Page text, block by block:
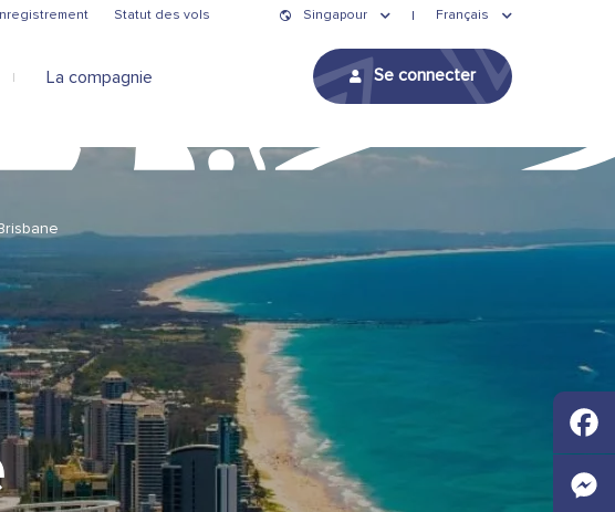
principal Statut des vols Singapour Français
La compagnie Se connecter